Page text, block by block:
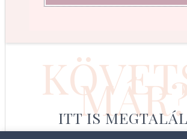
ITT IS